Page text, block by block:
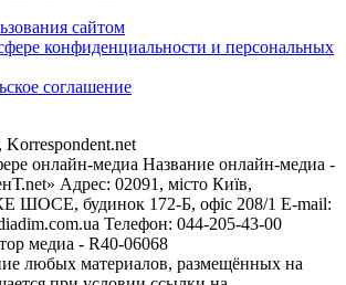
сайтом
конфиденциальности и персональных
соглашение
онлайн-медиа Название онлайн-медиа -
Адрес: 02091, місто Київ,
ШОСЕ, будинок 172-Б, офіс 208/1 E-mail:
Телефон: 044-205-43-00
медиа - R40-06068
любых материалов, размещённых на